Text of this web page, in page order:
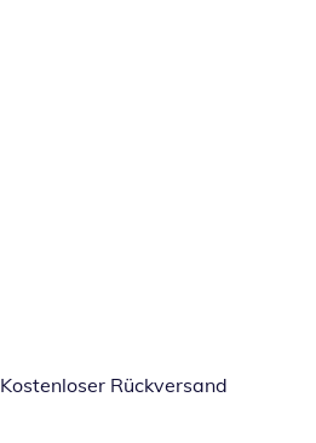
Kostenloser Rückversand